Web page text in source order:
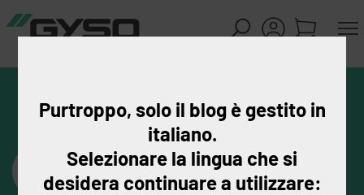
Purtroppo, solo il blog è gestito in
italiano.
Selezionare la lingua che si
desidera continuare a utilizzare: